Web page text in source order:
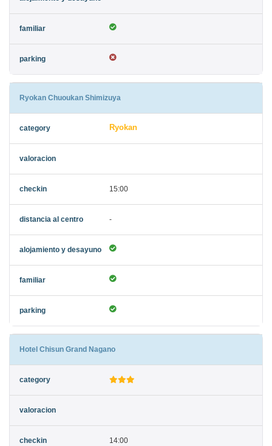
Ryokan Chuoukan Shimizuya
Ryokan
15:00
-
Hotel Chisun Grand Nagano
14:00